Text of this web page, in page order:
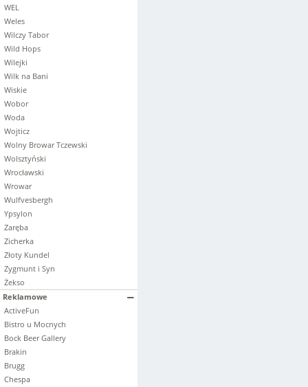
WEL
Weles
Wilczy Tabor
Wild Hops
Wilejki
Wilk na Bani
Wiskie
Wobor
Woda
Wojticz
Wolny Browar Tczewski
Wolsztyński
Wrocławski
Wrowar
Wulfvesbergh
Ypsylon
Zaręba
Zicherka
Złoty Kundel
Zygmunt i Syn
Żekso
Reklamowe
ActiveFun
Bistro u Mocnych
Bock Beer Gallery
Brakin
Brugg
Chespa